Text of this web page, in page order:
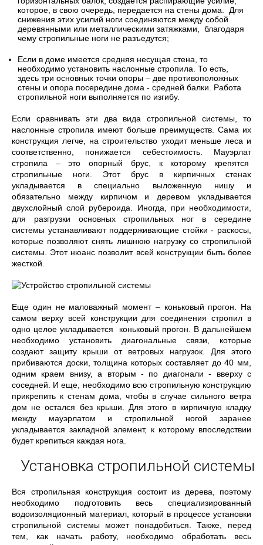
которое, в свою очередь, передается на стены дома. Для
снижения этих усилий ноги соединяются между собой
деревянными или металлическими затяжками, благодаря
чему стропильные ноги не разъедутся;
Если в доме имеется средняя несущая стена, то
необходимо установить наслонные стропила. То есть,
здесь три основных точки опоры – две противоположных
стены и опора посередине дома - средней балки. Работа
стропильной ноги выполняется по изгибу.
Если сравнивать эти два вида стропильной системы, то
наслонные стропила имеют больше преимуществ. Сама их
конструкция легче, на строительство уходит меньше леса и
соответственно, понижается себестоимость. Мауэрлат
стропила – это опорный брус, к которому крепятся
стропильные ноги. Этот брус в кирпичных стенах
укладывается в специально выложенную нишу и
обязательно между кирпичом и деревом укладывается
двухслойный слой рубероида. Иногда, при необходимости,
для разгрузки основных стропильных ног в середине
системы устанавливают поддерживающие стойки - раскосы,
которые позволяют снять лишнюю нагрузку со стропильной
системы. Этот нюанс позволит всей конструкции быть более
жесткой.
Еще один не маловажный момент – коньковый прогон. На
самом верху всей конструкции для соединения стропил в
одно целое укладывается коньковый прогон. В дальнейшем
необходимо установить диагональные связи, которые
создают защиту крыши от ветровых нагрузок. Для этого
прибиваются доски, толщина которых составляет до 40 мм,
одним краем внизу, а вторым - по диагонали - вверху с
соседней. И еще, необходимо всю стропильную конструкцию
прикрепить к стенам дома, чтобы в случае сильного ветра
дом не остался без крыши. Для этого в кирпичную кладку
между мауэрлатом и стропильной ногой заранее
укладывается закладной элемент, к которому впоследствии
будет крепиться каждая нога.
Установка стропильной системы
Вся стропильная конструкция состоит из дерева, поэтому
необходимо подготовить весь специализированный
водоизоляционный материал, который в процессе установки
стропильной системы может понадобиться. Также, перед
тем, как начать работу, необходимо обработать весь